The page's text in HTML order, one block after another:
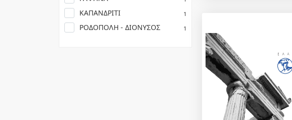
ΚΑΠΑΝΔΡΙΤΙ 1
ΡΟΔΟΠΟΛΗ - ΔΙΟΝΥΣΟΣ 1